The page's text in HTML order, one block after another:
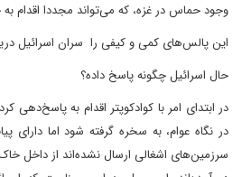
وجود حماس در غزه، که می‌تواند مجددا اقدام
این پالس‌های کمی و کیفی را سران اسرائیل
حال اسرائیل چگونه پاسخ داده؟
در ابتدای امر با کوادکوپتر اقدام به پاسخ‌دهی
در نگاه عوام، به سخره گرفته شود اما دارای
سرزمین‌های اشغالی ارسال نشده‌اند از داخل خاک